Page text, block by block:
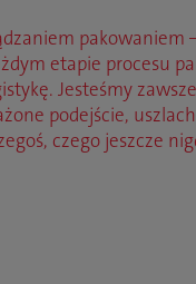
pakowaniem
etapie procesu
Jesteśmy
podejście,
czego jeszcze